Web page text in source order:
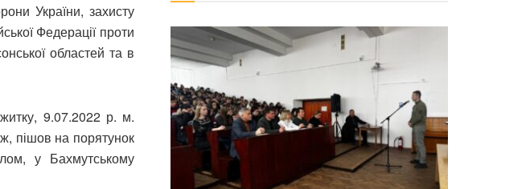
України, захисту
Федерації проти
областей та в
9.07.2022 р. м.
пішов на порятунок
у Бахмутському